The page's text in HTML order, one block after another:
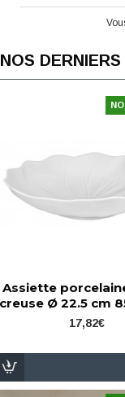
NOS
Assiette
Ø 22.5 cm
17,82€